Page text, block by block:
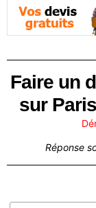
Faire un
sur
Réponse